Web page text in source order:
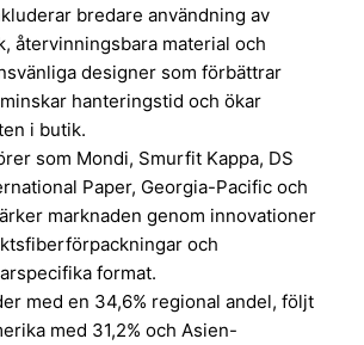
bredare användning av
återvinningsbara material och
designer som förbättrar
hanteringstid och ökar
i butik.
som Mondi, Smurfit Kappa, DS
Paper, Georgia-Pacific och
marknaden genom innovationer
och
format.
med en 34,6% regional andel, följt
med 31,2% och Asien-